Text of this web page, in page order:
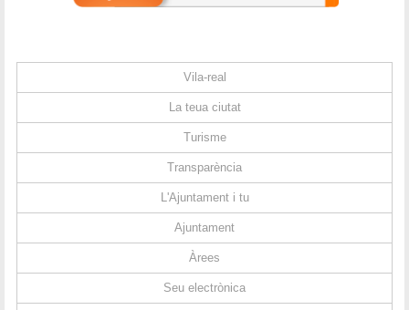
Vila-real
La teua ciutat
Turisme
Transparència
L'Ajuntament i tu
Ajuntament
Àrees
Seu electrònica